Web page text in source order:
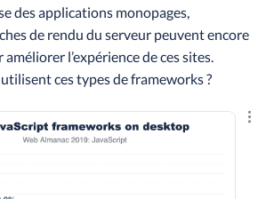
des applications monopages,
de rendu du serveur peuvent encore
l’expérience de ces sites.
ces types deframeworks?